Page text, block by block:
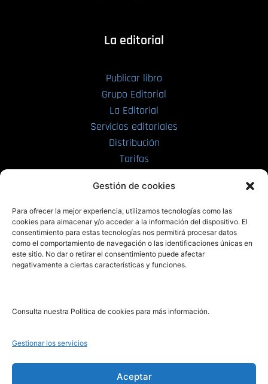
Gestión de cookies
Para ofrecer la mejor experiencia, utilizamos tecnologías como las
cookies para almacenar y/o acceder a la información del dispositivo. El
consentimiento para estas tecnologías nos permitirá procesar datos
como el comportamiento de navegación o las identificaciones únicas en
este sitio. No dar o retirar el consentimiento puede afectar
negativamente a ciertas características y funciones.
Consulta nuestra Política de cookies para más información.
Gestionar los servicios
Aceptar
La editorial
Publicar libro
Grupo Editorial
La Editorial
Servicios editoriales
Distribución
Tarifas
PRL | Films
PRL | Play
PRL | LAB
Noticias
Legal